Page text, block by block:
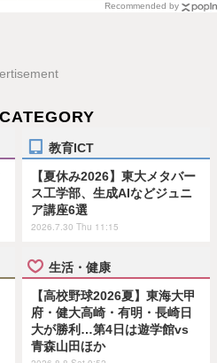
Recommended by
教育ICT
【夏休み2026】東大メタバー
ス工学部、生成AIなどジュニ
ア講座6選
2026.7.30 Thu 11:15
生活・健康
【高校野球2026夏】東海大甲
府・健大高崎・有明・長崎日
大が勝利…第4日は遊学館vs
青森山田ほか